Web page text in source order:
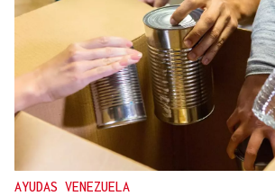
AYUDAS VENEZUELA